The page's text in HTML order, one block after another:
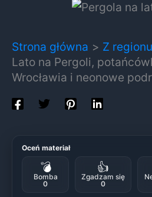
Strona główna
Z regionu
Lato na Pergoli,
Wrocławia i neonowe
Oceń materiał
💣
Bomba
0
👍
Zgadzam się
0